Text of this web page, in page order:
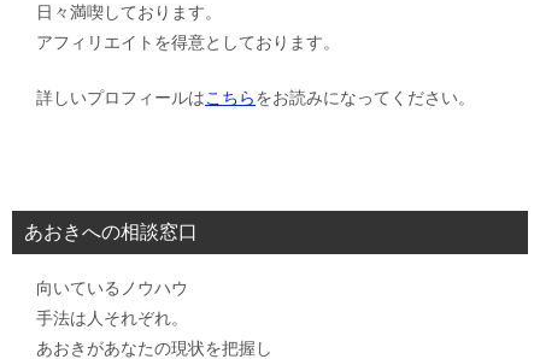
日々満喫しております。
アフィリエイトを得意としております。
詳しいプロフィールはこちらをお読みになってください。
あおきへの相談窓口
向いているノウハウ
手法は人それぞれ。
あおきがあなたの現状を把握し